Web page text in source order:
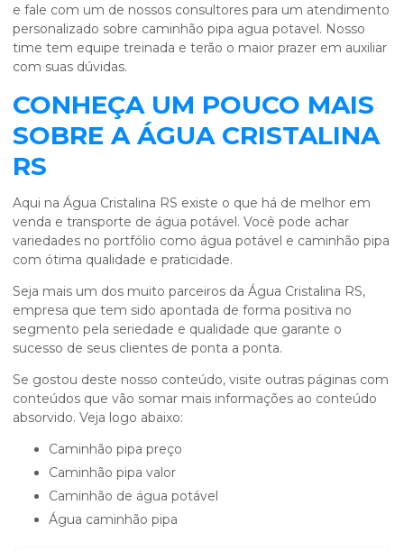
e fale com um de nossos consultores para um atendimento
personalizado sobre caminhão pipa agua potavel. Nosso
time tem equipe treinada e terão o maior prazer em auxiliar
com suas dúvidas.
CONHEÇA UM POUCO MAIS
SOBRE A ÁGUA CRISTALINA
RS
Aqui na Água Cristalina RS existe o que há de melhor em
venda e transporte de água potável. Você pode achar
variedades no portfólio como água potável e caminhão pipa
com ótima qualidade e praticidade.
Seja mais um dos muito parceiros da Água Cristalina RS,
empresa que tem sido apontada de forma positiva no
segmento pela seriedade e qualidade que garante o
sucesso de seus clientes de ponta a ponta.
Se gostou deste nosso conteúdo, visite outras páginas com
conteúdos que vão somar mais informações ao conteúdo
absorvido. Veja logo abaixo:
caminhão pipa preço
caminhão pipa valor
caminhão de água potável
água caminhão pipa